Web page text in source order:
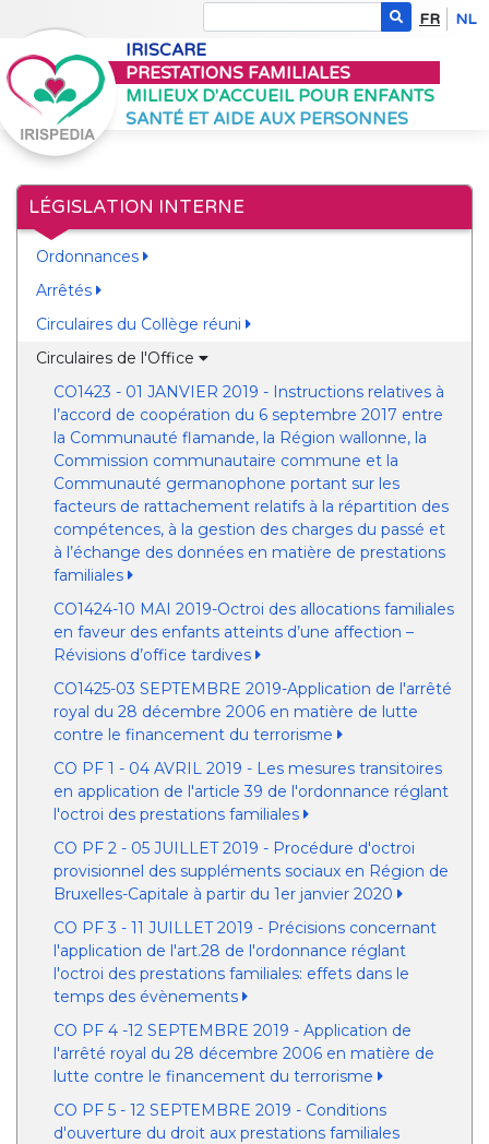
FR NL
IRISCARE
PRESTATIONS FAMILIALES
MILIEUX D'ACCUEIL POUR ENFANTS
SANTÉ ET AIDE AUX PERSONNES
LÉGISLATION INTERNE
Ordonnances
Arrêtés
Circulaires du Collège réuni
Circulaires de l'Office
CO1423 - 01 JANVIER 2019 - Instructions relatives à
l’accord de coopération du 6 septembre 2017 entre
la Communauté flamande, la Région wallonne, la
Commission communautaire commune et la
Communauté germanophone portant sur les
facteurs de rattachement relatifs à la répartition des
compétences, à la gestion des charges du passé et
à l’échange des données en matière de prestations
familiales
CO1424-10 MAI 2019-Octroi des allocations familiales
en faveur des enfants atteints d’une affection –
Révisions d’office tardives
CO1425-03 SEPTEMBRE 2019-Application de l'arrêté
royal du 28 décembre 2006 en matière de lutte
contre le financement du terrorisme
CO PF 1 - 04 AVRIL 2019 - Les mesures transitoires
en application de l'article 39 de l'ordonnance réglant
l'octroi des prestations familiales
CO PF 2 - 05 JUILLET 2019 - Procédure d'octroi
provisionnel des suppléments sociaux en Région de
Bruxelles-Capitale à partir du 1er janvier 2020
CO PF 3 - 11 JUILLET 2019 - Précisions concernant
l'application de l'art.28 de l'ordonnance réglant
l'octroi des prestations familiales: effets dans le
temps des évènements
CO PF 4 -12 SEPTEMBRE 2019 - Application de
l'arrêté royal du 28 décembre 2006 en matière de
lutte contre le financement du terrorisme
CO PF 5 - 12 SEPTEMBRE 2019 - Conditions
d'ouverture du droit aux prestations familiales